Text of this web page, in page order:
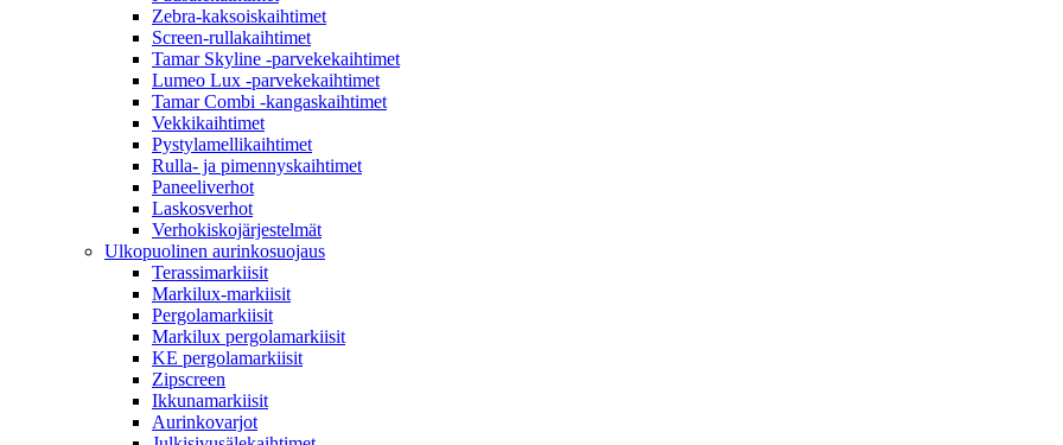
Zebra-kaksoiskaihtimet
Screen-rullakaihtimet
Tamar Skyline -parvekekaihtimet
Lumeo Lux -parvekekaihtimet
Tamar Combi -kangaskaihtimet
Vekkikaihtimet
Pystylamellikaihtimet
Rulla- ja pimennyskaihtimet
Paneeliverhot
Laskosverhot
Verhokiskojärjestelmät
Ulkopuolinen aurinkosuojaus
Terassimarkiisit
Markilux-markiisit
Pergolamarkiisit
Markilux pergolamarkiisit
KE pergolamarkiisit
Zipscreen
Ikkunamarkiisit
Aurinkovarjot